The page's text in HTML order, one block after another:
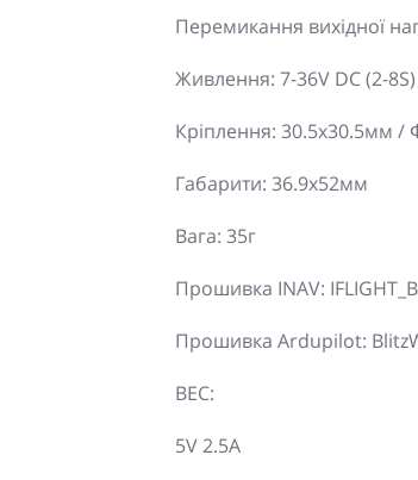
Перемикання вихідної
Живлення: 7-36V DC (2-8S)
Кріплення: 30.5x30.5мм /
Габарити: 36.9x52мм
Вага: 35г
Прошивка INAV:
Прошивка Ardupilot:
BEC:
5V 2.5A